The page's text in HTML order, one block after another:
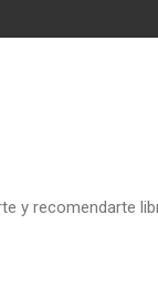
y recomendarte